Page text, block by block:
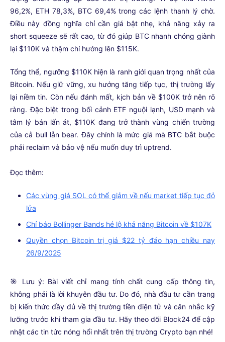
96,2%, ETH 78,3%, BTC 69,4% trong các lệnh thanh lý chờ.
Điều này đồng nghĩa chỉ cần giá bật nhẹ, khả năng xảy ra
short squeeze sẽ rất cao, từ đó giúp BTC nhanh chóng giành
lại $110K và thậm chí hướng lên $115K.
Tổng thể, ngưỡng $110K hiện là ranh giới quan trọng nhất của
Bitcoin. Nếu giữ vững, xu hướng tăng tiếp tục, thị trường lấy
lại niềm tin. Còn nếu đánh mất, kịch bản về $100K trở nên rõ
ràng. Đặc biệt trong bối cảnh ETF nguội lạnh, USD mạnh và
tâm lý bán lấn át, $110K đang trở thành vùng chiến trường
của cả bull lẫn bear. Đây chính là mức giá mà BTC bắt buộc
phải reclaim và bảo vệ nếu muốn duy trì uptrend.
Đọc thêm:
Các vùng giá SOL có thể giảm về nếu market tiếp tục đỏ
lửa
Chỉ báo Bollinger Bands hé lộ khả năng Bitcoin về $107K
Quyền chọn Bitcoin trị giá $22 tỷ đáo hạn chiều nay
26/9/2025
🎯 Lưu ý: Bài viết chỉ mang tính chất cung cấp thông tin,
không phải là lời khuyên đầu tư. Do đó, nhà đầu tư cần trang
bị kiến thức đầy đủ về thị trường tiền điện tử và cân nhắc kỹ
lưỡng trước khi tham gia đầu tư. Hãy theo dõi Block24 để cập
nhật các tin tức nóng hổi nhất trên thị trường Crypto bạn nhé!